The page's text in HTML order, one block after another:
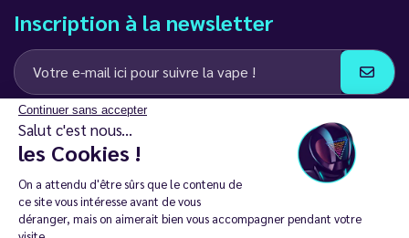
Continuer sans accepter
Salut c'est nous...
les Cookies !
On a attendu d'être sûrs que le contenu de
ce site vous intéresse avant de vous
déranger, mais on aimerait bien vous accompagner pendant votre
Inscription à la newsletter
J’accepte de recevoir des communications e-mail et SMS de la part de
LD Groupe
Restez en contact